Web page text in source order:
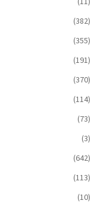
(382)
(355)
(191)
(370)
(114)
(73)
(3)
(642)
(113)
(10)